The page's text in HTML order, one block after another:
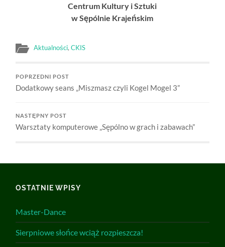
Centrum Kultury i Sztuki
w Sępólnie Krajeńskim
Aktualności,CKIS
POPRZEDNI POST
Dodatkowy seans „Miszmasz czyli Kogel Mogel 3”
NASTĘPNY POST
Warsztaty komputerowe „Sępólno w grach i zabawach”
OSTATNIE WPISY
Master-Dance
Sierpniowe słońce wciąż rozpieszcza!